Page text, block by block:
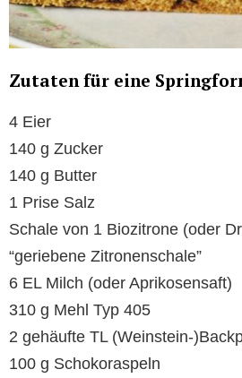
Zutaten für eine
4 Eier
140 g Zucker
140 g Butter
1 Prise Salz
Schale von 1 Biozitrone (oder
“geriebene Zitronenschale”
6 EL Milch (oder Aprikosensaft)
310 g Mehl Typ 405
2 gehäufte TL (Weinstein-
100 g Schokoraspeln